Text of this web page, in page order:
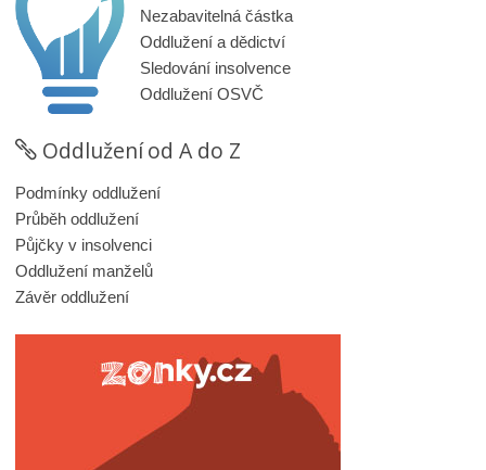
Nezabavitelná částka
Oddlužení a dědictví
Sledování insolvence
Oddlužení OSVČ
Oddlužení od A do Z
Podmínky oddlužení
Průběh oddlužení
Půjčky v insolvenci
Oddlužení manželů
Závěr oddlužení